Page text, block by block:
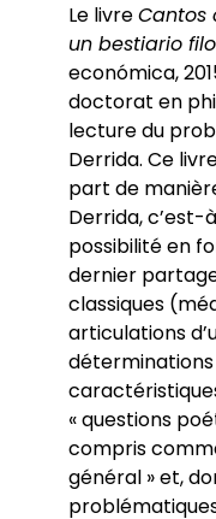
Le livreCantos
un bestiario
económica,
doctorat en
lecture du
Derrida. Ce
part de
Derrida,
possibilité en
dernier
classiques
articulations
déterminations
« questions
compris
général » et,